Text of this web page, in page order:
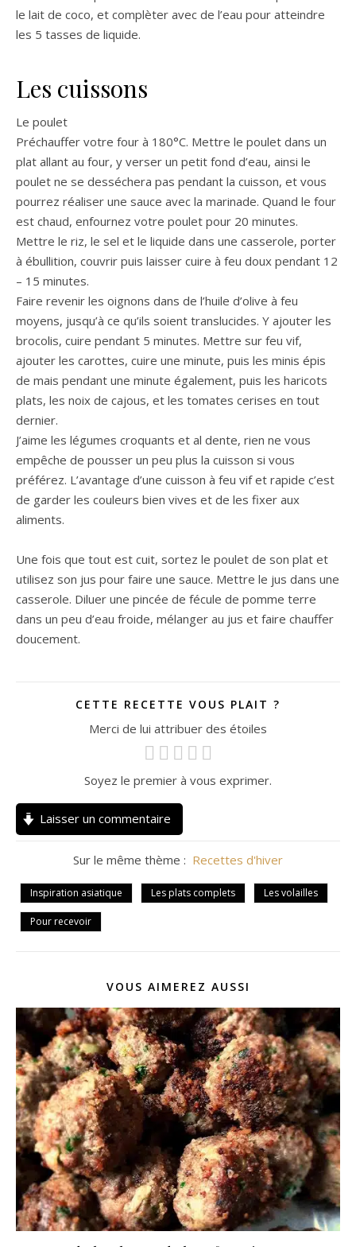
le lait de coco, et complèter avec de l’eau pour atteindre
les 5 tasses de liquide.
Les cuissons
Le poulet
Préchauffer votre four à 180°C. Mettre le poulet dans un
plat allant au four, y verser un petit fond d’eau, ainsi le
poulet ne se desséchera pas pendant la cuisson, et vous
pourrez réaliser une sauce avec la marinade. Quand le four
est chaud, enfournez votre poulet pour 20 minutes.
Mettre le riz, le sel et le liquide dans une casserole, porter
à ébullition, couvrir puis laisser cuire à feu doux pendant 12
– 15 minutes.
Faire revenir les oignons dans de l’huile d’olive à feu
moyens, jusqu’à ce qu’ils soient translucides. Y ajouter les
brocolis, cuire pendant 5 minutes. Mettre sur feu vif,
ajouter les carottes, cuire une minute, puis les minis épis
de mais pendant une minute également, puis les haricots
plats, les noix de cajous, et les tomates cerises en tout
dernier.
J’aime les légumes croquants et al dente, rien ne vous
empêche de pousser un peu plus la cuisson si vous
préférez. L’avantage d’une cuisson à feu vif et rapide c’est
de garder les couleurs bien vives et de les fixer aux
aliments.
Une fois que tout est cuit, sortez le poulet de son plat et
utilisez son jus pour faire une sauce. Mettre le jus dans une
casserole. Diluer une pincée de fécule de pomme terre
dans un peu d’eau froide, mélanger au jus et faire chauffer
doucement.
CETTE RECETTE VOUS PLAIT ?
Merci de lui attribuer des étoiles
Soyez le premier à vous exprimer.
Laisser un commentaire
Sur le même thème : Recettes d'hiver
Inspiration asiatique Les plats complets Les volailles
Pour recevoir
VOUS AIMEREZ AUSSI